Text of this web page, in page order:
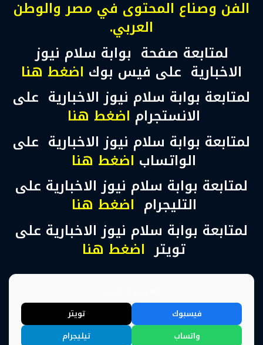
الفن وصناع المحتوى في مصر والوطن
العربي.
لمتابعة صفحة بوابة سلام نيوز
الاخبارية على فيس بوك اضغط هنا
لمتابعة بوابة سلام نيوز الاخبارية على
الانستجرام اضغط هنا
لمتابعة بوابة سلام نيوز الاخبارية على
الواتساب اضغط هنا
لمتابعة بوابة سلام نيوز الاخبارية على
التليجرام اضغط هنا
لمتابعة بوابة سلام نيوز الاخبارية على
تويتر اضغط هنا
فيسبوك
تويتر
واتساب
تيليجرام